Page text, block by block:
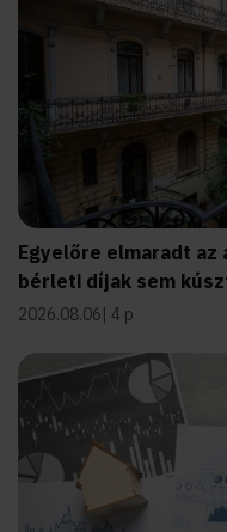
Egyelőre elmaradt az
bérleti díjak sem
2026.08.06 4 p